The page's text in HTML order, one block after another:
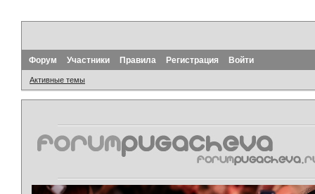
Форум Участники Правила Регистрация Войти
Активные темы